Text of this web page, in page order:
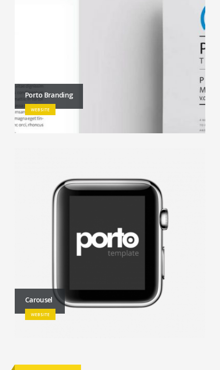
Porto Branding
WEBSITE
Carousel
WEBSITE